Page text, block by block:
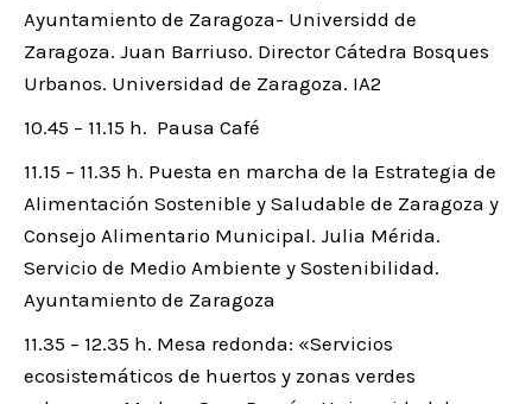
Ayuntamiento de Zaragoza- Universidd de
Zaragoza. Juan Barriuso. Director Cátedra Bosques
Urbanos. Universidad de Zaragoza. IA2
10.45 – 11.15 h. Pausa Café
11.15 – 11.35 h. Puesta en marcha de la Estrategia de
Alimentación Sostenible y Saludable de Zaragoza y
Consejo Alimentario Municipal. Julia Mérida.
Servicio de Medio Ambiente y Sostenibilidad.
Ayuntamiento de Zaragoza
11.35 – 12.35 h. Mesa redonda: «Servicios
ecosistemáticos de huertos y zonas verdes